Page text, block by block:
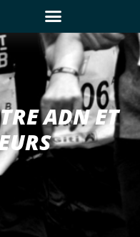
ADN ET